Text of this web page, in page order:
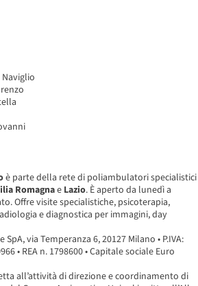
è parte della rete di poliambulatori specialistici
Romagnae Lazio. È aperto da lunedì a
Offre visite specialistiche, psicoterapia,
e diagnostica per immagini, day
SpA, via Temperanza 6, 20127 Milano • P.IVA:
• REA n. 1798600 • Capitale sociale Euro
all’attività di direzione e coordinamento di